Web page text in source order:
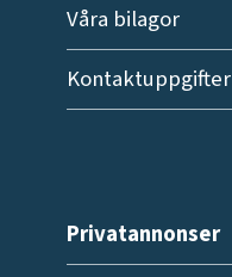
Våra bilagor
Kontaktuppgifter
Privatannonser